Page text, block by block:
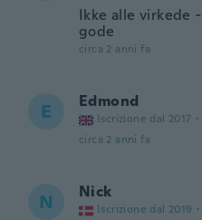
Ikke alle virkede
gode
circa 2 anni fa
E Edmond
Iscrizione dal 2017 ·
circa 2 anni fa
N Nick
Iscrizione dal 2019 ·